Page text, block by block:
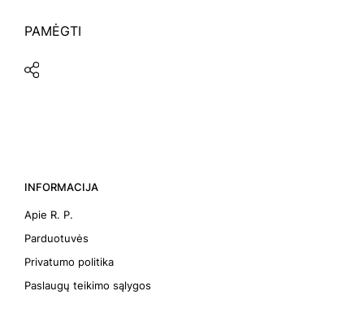
PAMĖGTI
INFORMACIJA
Apie R. P.
Parduotuvės
Privatumo politika
Paslaugų teikimo sąlygos